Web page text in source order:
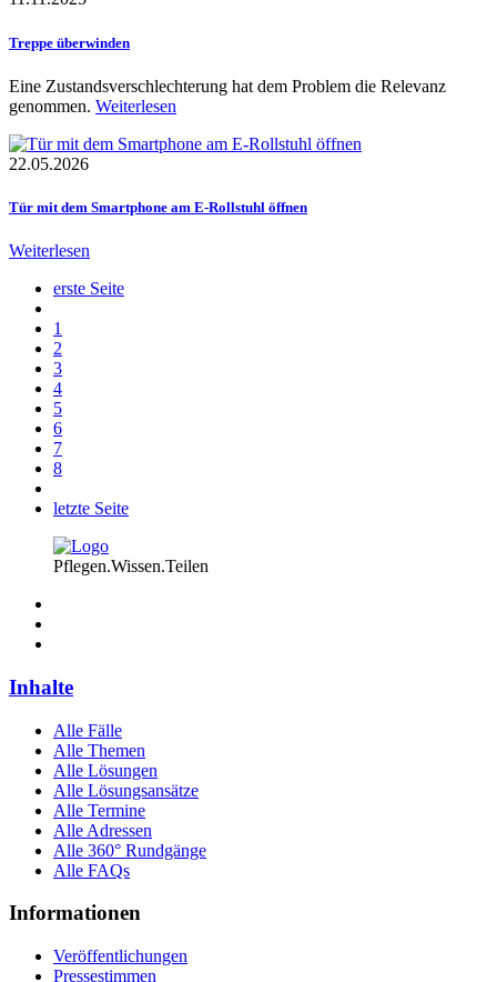
Treppe überwinden
Eine Zustandsverschlechterung hat dem Problem die Relevanz
genommen. Weiterlesen
22.05.2026
Tür mit dem Smartphone am E-Rollstuhl öffnen
Weiterlesen
erste Seite
1
2
3
4
5
6
7
8
letzte Seite
Pflegen.Wissen.Teilen
Inhalte
Alle Fälle
Alle Themen
Alle Lösungen
Alle Lösungsansätze
Alle Termine
Alle Adressen
Alle 360° Rundgänge
Alle FAQs
Informationen
Veröffentlichungen
Pressestimmen